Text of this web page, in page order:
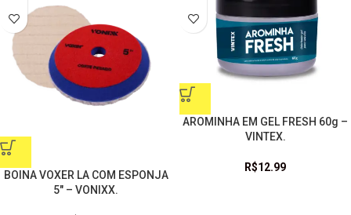
BOINA VOXER LA COM ESPONJA
5″ – VONIXX.
AROMINHA EM GEL FRESH 60g –
VINTEX.
R$12.99